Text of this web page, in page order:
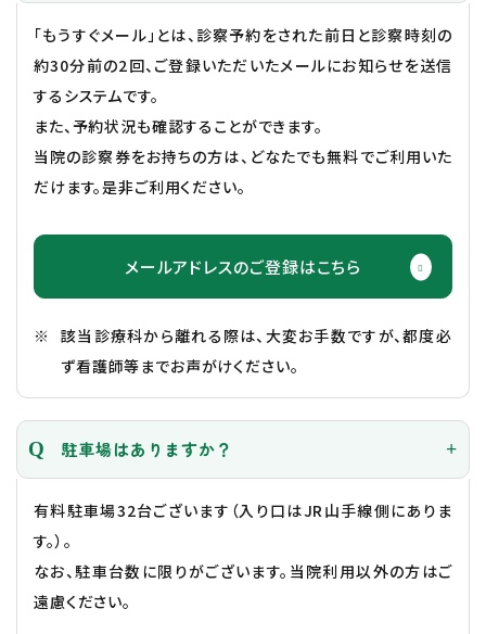
「もうすぐメール」とは、診察予約をされた前日と診察時刻の
約30分前の2回、ご登録いただいたメールにお知らせを送信
するシステムです。
また、予約状況も確認することができます。
当院の診察券をお持ちの方は、どなたでも無料でご利用いた
だけます。是非ご利用ください。
メールアドレスのご登録はこちら
該当診療科から離れる際は、大変お手数ですが、都度必
ず看護師等までお声がけください。
駐車場はありますか？
有料駐車場32台ございます（入り口はJR山手線側にありま
す。）。
なお、駐車台数に限りがございます。当院利用以外の方はご
遠慮ください。